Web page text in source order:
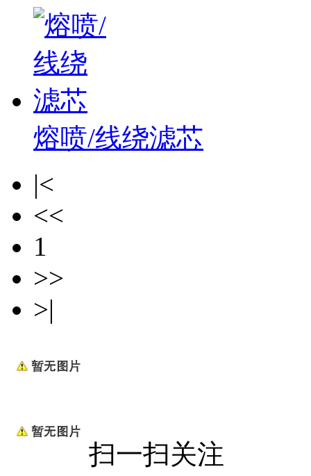
熔喷/线绕滤芯
|<
<<
1
>>
>|
扫一扫关注